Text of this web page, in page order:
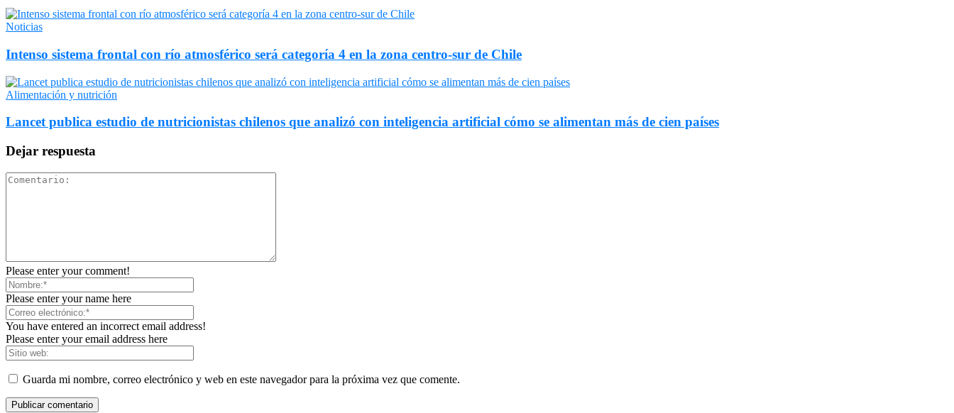
Noticias
Intenso sistema frontal con río atmosférico será categoría 4 en la zona centro-sur de Chile
Alimentación y nutrición
Lancet publica estudio de nutricionistas chilenos que analizó con inteligencia artificial cómo se alimentan más de cien países
Dejar respuesta
Please enter your comment!
Please enter your name here
You have entered an incorrect email address!
Please enter your email address here
Guarda mi nombre, correo electrónico y web en este navegador para la próxima vez que comente.